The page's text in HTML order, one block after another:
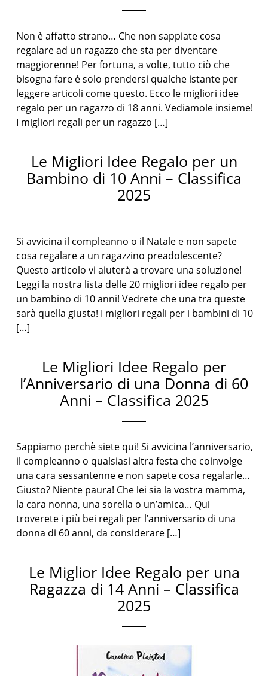
Non è affatto strano… Che non sappiate cosa
regalare ad un ragazzo che sta per diventare
maggiorenne! Per fortuna, a volte, tutto ciò che
bisogna fare è solo prendersi qualche istante per
leggere articoli come questo. Ecco le migliori idee
regalo per un ragazzo di 18 anni. Vediamole insieme!
I migliori regali per un ragazzo […]
Le Migliori Idee Regalo per un
Bambino di 10 Anni – Classifica
2025
Si avvicina il compleanno o il Natale e non sapete
cosa regalare a un ragazzino preadolescente?
Questo articolo vi aiuterà a trovare una soluzione!
Leggi la nostra lista delle 20 migliori idee regalo per
un bambino di 10 anni! Vedrete che una tra queste
sarà quella giusta! I migliori regali per i bambini di 10
[…]
Le Migliori Idee Regalo per
l’Anniversario di una Donna di 60
Anni – Classifica 2025
Sappiamo perchè siete qui! Si avvicina l’anniversario,
il compleanno o qualsiasi altra festa che coinvolge
una cara sessantenne e non sapete cosa regalarle…
Giusto? Niente paura! Che lei sia la vostra mamma,
la cara nonna, una sorella o un’amica… Qui
troverete i più bei regali per l’anniversario di una
donna di 60 anni, da considerare […]
Le Miglior Idee Regalo per una
Ragazza di 14 Anni – Classifica
2025